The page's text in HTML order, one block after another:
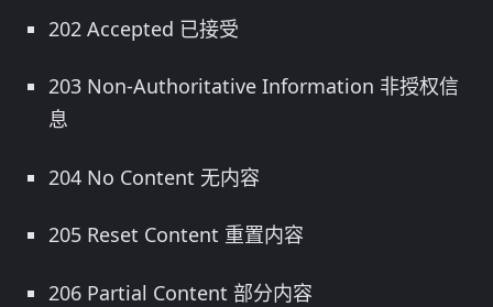
202 Accepted 已接受
203 Non-Authoritative Information 非授权信
息
204 No Content 无内容
205 Reset Content 重置内容
206 Partial Content 部分内容